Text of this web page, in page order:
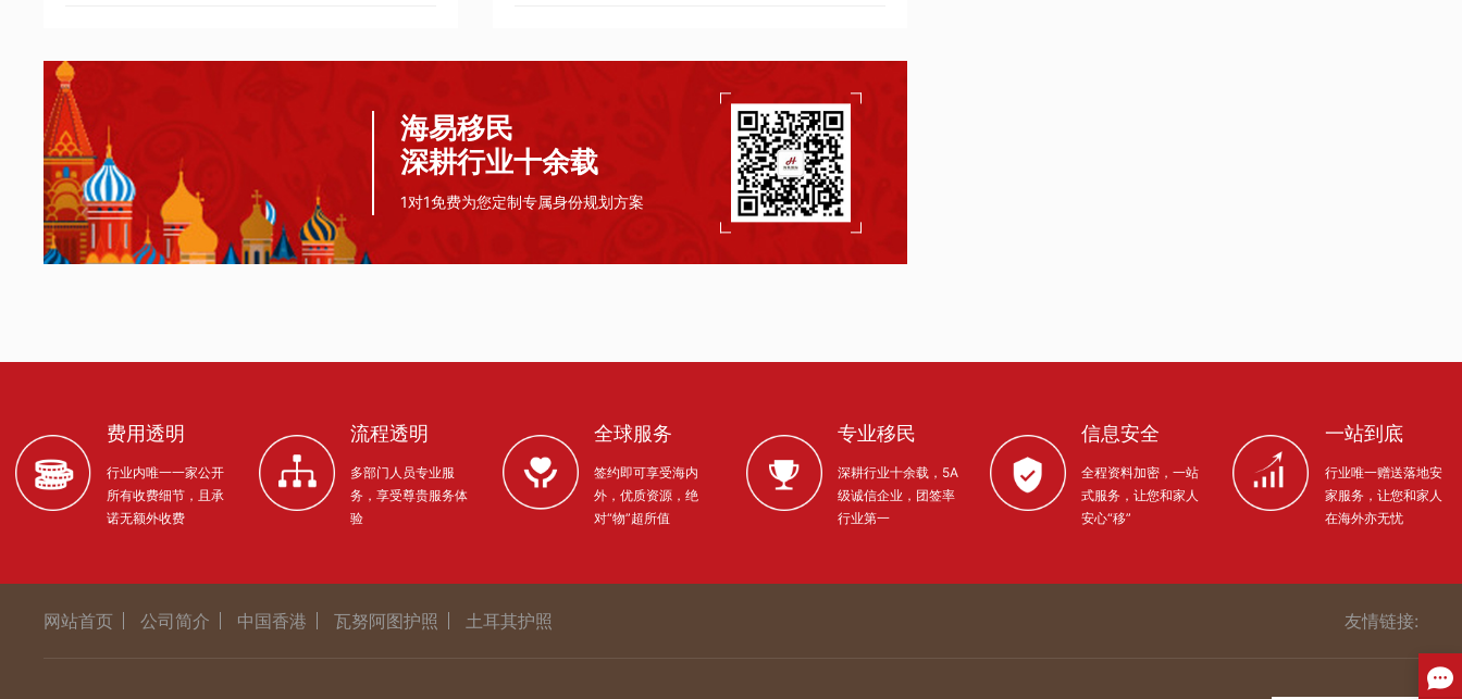
海易移民
深耕行业十余载
1对1免费为您定制专属身份规划方案
费用透明
行业内唯一一家公开
所有收费细节，且承
诺无额外收费
流程透明
多部门人员专业服
务，享受尊贵服务体
验
全球服务
签约即可享受海内
外，优质资源，绝
对“物”超所值
专业移民
深耕行业十余载，5A
级诚信企业，团签率
行业第一
信息安全
全程资料加密，一站
式服务，让您和家人
安心“移”
一站到底
行业唯一赠送落地安
家服务，让您和家人
在海外亦无忧
网站首页 公司简介 中国香港 瓦努阿图护照 土耳其护照 友情链接: